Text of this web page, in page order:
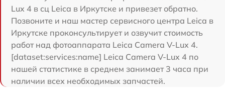
Lux 4 в сц Leica в Иркутске и привезет обратно.
Позвоните и наш мастер сервисного центра Leica в
Иркутске проконсультирует и озвучит стоимость
работ над фотоаппарата Leica Camera V-Lux 4.
[dataset:services:name] Leica Camera V-Lux 4 по
нашей статистике в среднем занимает 3 часа при
наличии всех необходимых запчастей.